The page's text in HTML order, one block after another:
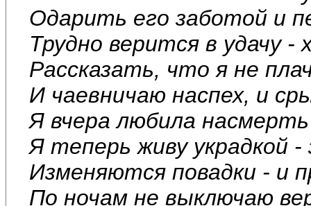
Одарить его заботой и
Трудно верится в удачу
Рассказать, что я не
И чаевничаю наспех, и
Я вчера любила насмерть
Я теперь живу украдкой -
Изменяются повадки - и
По ночам не выключаю